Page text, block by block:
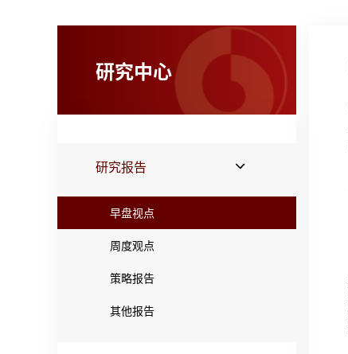
研究中心
研究报告
早盘视点
周度观点
策略报告
其他报告